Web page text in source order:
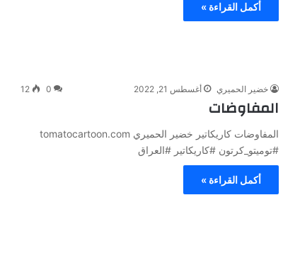
أكمل القراءة »
خضير الحميري أغسطس 21, 2022 0
12
المفاوضات
المفاوضات كاريكاتير خضير الحميري tomatocartoon.com
#توميتو_كرتون #كاريكاتير #العراق
أكمل القراءة »